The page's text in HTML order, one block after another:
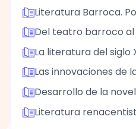
Literatura Barroca.
Del teatro barroco
La literatura del siglo
Las innovaciones de
Desarrollo de la
Literatura